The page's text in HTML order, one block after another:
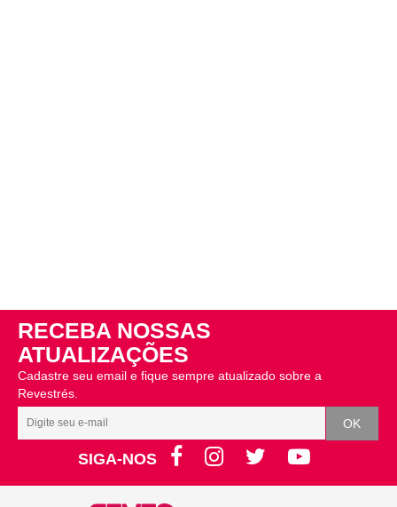
RECEBA NOSSAS
ATUALIZAÇÕES
Cadastre seu email e fique sempre atualizado sobre a
Revestrés.
SIGA-NOS